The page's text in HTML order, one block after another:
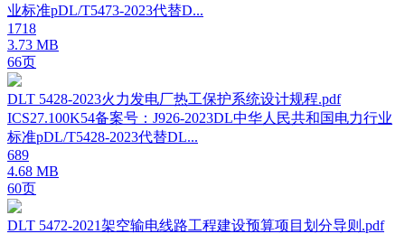
业标准pDL/T5473-2023代替D...
1718
3.73 MB
66页
DLT 5428-2023火力发电厂热工保护系统设计规程.pdf
ICS27.100K54备案号：J926-2023DL中华人民共和国电力行业
标准pDL/T5428-2023代替DL...
689
4.68 MB
60页
DLT 5472-2021架空输电线路工程建设预算项目划分导则.pdf